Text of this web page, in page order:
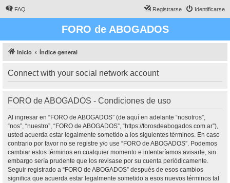
FAQ Identificarse
Registrarse
FORO de ABOGADOS
Inicio Índice general
Connect with your social network account
FORO de ABOGADOS - Condiciones de uso
Al ingresar en “FORO de ABOGADOS” (de aquí en adelante “nosotros”,
“nos”, “nuestro”, “FORO de ABOGADOS”, “https://forosdeabogados.com.ar”),
usted acuerda estar legalmente sometido a los siguientes términos. En caso
contrario por favor no se registre y/o use “FORO de ABOGADOS”. Podemos
cambiar estos términos en cualquier momento e intentaríamos avisarle, sin
embargo sería prudente que los revisase por su cuenta periódicamente.
Seguir registrado a “FORO de ABOGADOS” después de esos cambios
significa que acuerda estar legalmente sometido a esos nuevos términos tal